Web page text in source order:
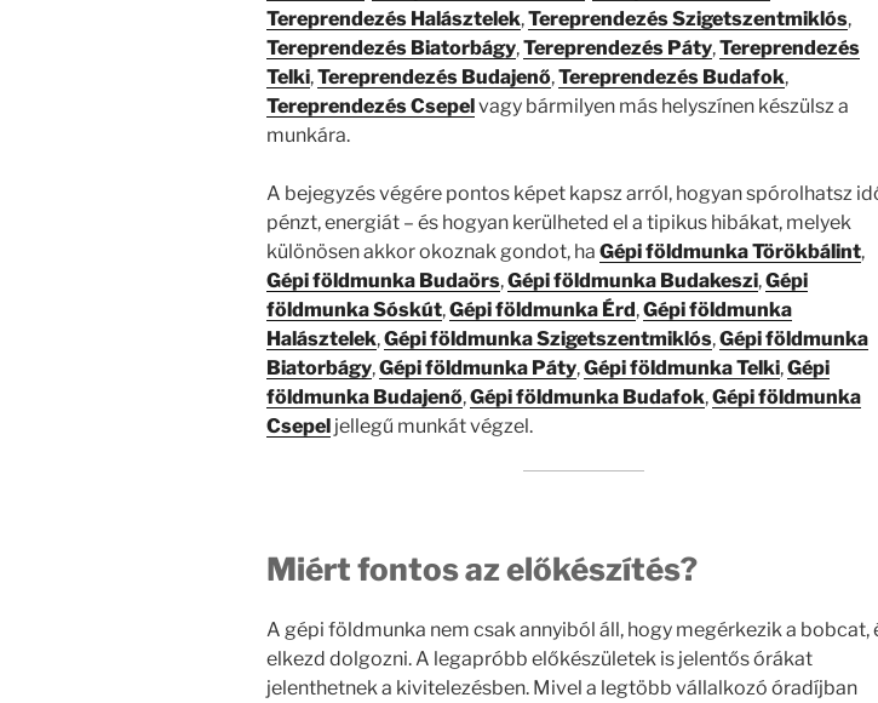
Tereprendezés Halásztelek,Tereprendezés Szigetszentmiklós,
Tereprendezés Biatorbágy,Tereprendezés Páty,Tereprendezés
Telki,Tereprendezés Budajenő,Tereprendezés Budafok,
Tereprendezés Csepel vagy bármilyen más helyszínen készülsz a
munkára.
A bejegyzés végére pontos képet kapsz arról, hogyan spórolhatsz
pénzt, energiát – és hogyan kerülheted el a tipikus hibákat, melyek
különösen akkor okoznak gondot, ha Gépi földmunka Törökbálint,
Gépi földmunka Budaörs,Gépi földmunka Budakeszi,Gépi
földmunka Sóskút,Gépi földmunka Érd,Gépi földmunka
Halásztelek,Gépi földmunka Szigetszentmiklós,Gépi földmunka
Biatorbágy,Gépi földmunka Páty,Gépi földmunka Telki,Gépi
földmunka Budajenő,Gépi földmunka Budafok,Gépi földmunka
Csepel jellegű munkát végzel.
Miért fontos az előkészítés?
A gépi földmunka nem csak annyiból áll, hogy megérkezik a bobcat,
elkezd dolgozni. A legapróbb előkészületek is jelentős órákat
jelenthetnek a kivitelezésben. Mivel a legtöbb vállalkozó óradíjban